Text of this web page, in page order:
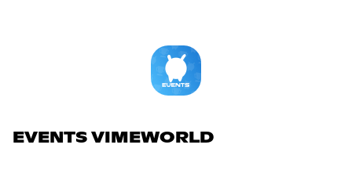
EVENTS VIMEWORLD